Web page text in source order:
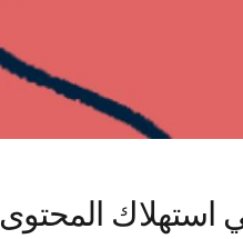
استهلاك المحتوى